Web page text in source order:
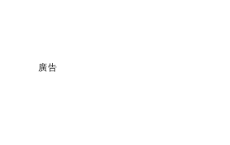
廣告